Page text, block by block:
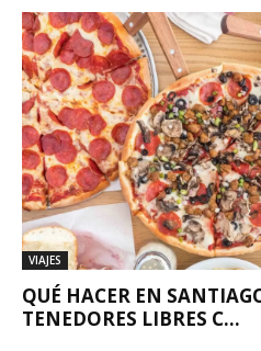
VIAJES
QUÉ HACER EN
TENEDORES LIBRES C...